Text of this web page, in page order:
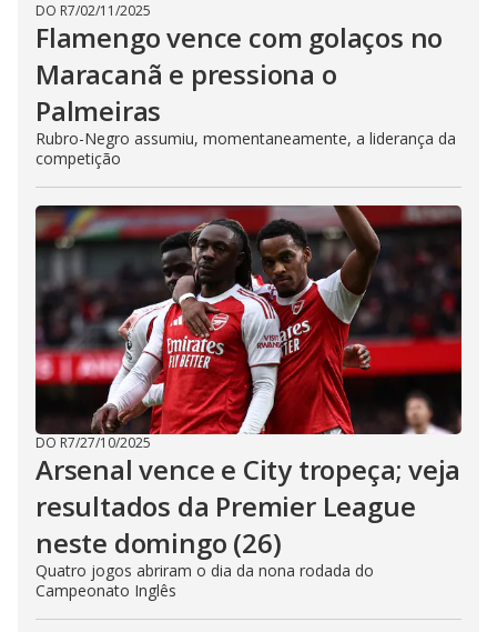
DO R7/02/11/2025
Flamengo vence com golaços no
Maracanã e pressiona o
Palmeiras
Rubro-Negro assumiu, momentaneamente, a liderança da
competição
DO R7/27/10/2025
Arsenal vence e City tropeça; veja
resultados da Premier League
neste domingo (26)
Quatro jogos abriram o dia da nona rodada do
Campeonato Inglês